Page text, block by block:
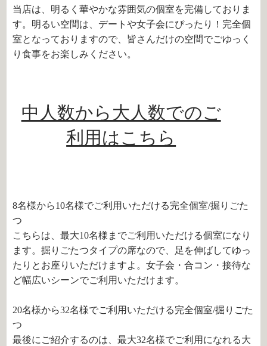
当店は、明るく華やかな雰囲気の個室を完備しておりま
す。明るい空間は、デートや女子会にぴったり！完全個
室となっておりますので、皆さんだけの空間でごゆっく
り食事をお楽しみください。
中人数から大人数でのご
利用はこちら
8名様から10名様でご利用いただける完全個室/掘りごた
つ
こちらは、最大10名様までご利用いただける個室になり
ます。掘りごたつタイプの席なので、足を伸ばしてゆっ
たりとお座りいただけますよ。女子会・合コン・接待な
ど幅広いシーンでご利用いただけます。
20名様から32名様でご利用いただける完全個室/掘りごた
つ
最後にご紹介するのは、最大32名様でご利用になれる大